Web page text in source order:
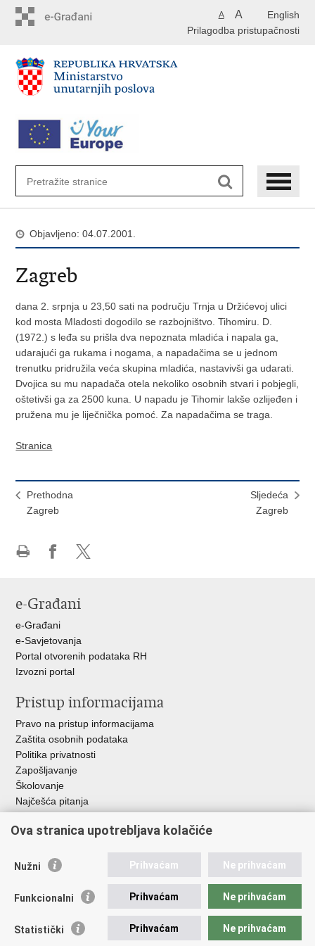
English
A A
Prilagodba pristupačnosti
Objavljeno: 04.07.2001.
Zagreb
dana 2. srpnja u 23,50 sati na području Trnja u Držićevoj ulici
kod mosta Mladosti dogodilo se razbojništvo. Tihomiru. D.
(1972.) s leđa su prišla dva nepoznata mladića i napala ga,
udarajući ga rukama i nogama, a napadačima se u jednom
trenutku pridružila veća skupina mladića, nastavivši ga udarati.
Dvojica su mu napadača otela nekoliko osobnih stvari i pobjegli,
oštetivši ga za 2500 kuna. U napadu je Tihomir lakše ozlijeđen i
pružena mu je liječnička pomoć. Za napadačima se traga.
Stranica
Prethodna
Zagreb
Sljedeća
Zagreb
Facebooku
X-
e-Građani
e-Građani
e-Savjetovanja
Portal otvorenih podataka RH
Izvozni portal
Pristup informacijama
Pravo na pristup informacijama
Zaštita osobnih podataka
Politika privatnosti
Zapošljavanje
Školovanje
Najčešća pitanja
Važne poveznice
EMN Nacionalna kontaktna točka za Republiku Hrvatsku
Policijska akademija
Zaklada policijske solidarnosti
Ova stranica upotrebljava kolačiće
Nužni Prihvaćam Ne prihvaćam
Funkcionalni Prihvaćam Ne prihvaćam
Statistički Prihvaćam Ne prihvaćam